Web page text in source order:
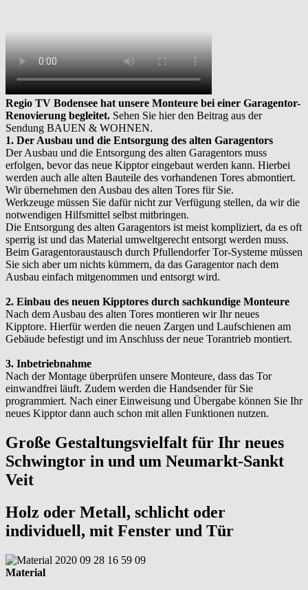
Regio TV Bodensee hat unsere Monteure bei einer Garagentor-
Renovierung begleitet. Sehen Sie hier den Beitrag aus der
Sendung BAUEN & WOHNEN.
1. Der Ausbau und die Entsorgung des alten Garagentors
Der Ausbau und die Entsorgung des alten Garagentors muss
erfolgen, bevor das neue Kipptor eingebaut werden kann. Hierbei
werden auch alle alten Bauteile des vorhandenen Tores abmontiert.
Wir übernehmen den Ausbau des alten Tores für Sie.
Werkzeuge müssen Sie dafür nicht zur Verfügung stellen, da wir die
notwendigen Hilfsmittel selbst mitbringen.
Die Entsorgung des alten Garagentors ist meist kompliziert, da es oft
sperrig ist und das Material umweltgerecht entsorgt werden muss.
Beim Garagentoraustausch durch Pfullendorfer Tor-Systeme müssen
Sie sich aber um nichts kümmern, da das Garagentor nach dem
Ausbau einfach mitgenommen und entsorgt wird.
2. Einbau des neuen Kipptores durch sachkundige Monteure
Nach dem Ausbau des alten Tores montieren wir Ihr neues
Kipptore. Hierfür werden die neuen Zargen und Laufschienen am
Gebäude befestigt und im Anschluss der neue Torantrieb montiert.
3. Inbetriebnahme
Nach der Montage überprüfen unsere Monteure, dass das Tor
einwandfrei läuft. Zudem werden die Handsender für Sie
programmiert. Nach einer Einweisung und Übergabe können Sie Ihr
neues Kipptor dann auch schon mit allen Funktionen nutzen.
Große Gestaltungsvielfalt für Ihr neues
Schwingtor in und um Neumarkt-Sankt
Veit
Holz oder Metall, schlicht oder
individuell, mit Fenster und Tür
Material